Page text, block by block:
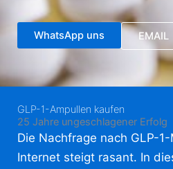
WhatsApp uns EMAIL
GLP-1-Ampullen kaufen
25 Jahre ungeschlagener Erfolg
Die Nachfrage nach GLP-
Internet steigt rasant. In